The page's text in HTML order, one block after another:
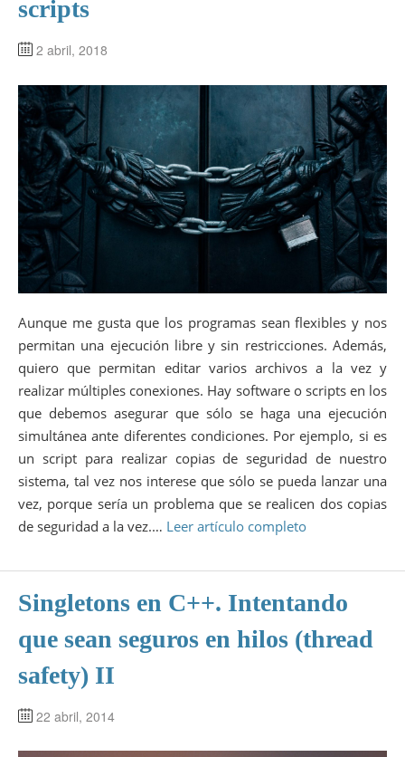
scripts
2 abril, 2018
Aunque me gusta que los programas sean flexibles y nos
permitan una ejecución libre y sin restricciones. Además,
quiero que permitan editar varios archivos a la vez y
realizar múltiples conexiones. Hay software o scripts en los
que debemos asegurar que sólo se haga una ejecución
simultánea ante diferentes condiciones. Por ejemplo, si es
un script para realizar copias de seguridad de nuestro
sistema, tal vez nos interese que sólo se pueda lanzar una
vez, porque sería un problema que se realicen dos copias
de seguridad a la vez.… Leer artículo completo
Singletons en C++. Intentando
que sean seguros en hilos (thread
safety) II
22 abril, 2014